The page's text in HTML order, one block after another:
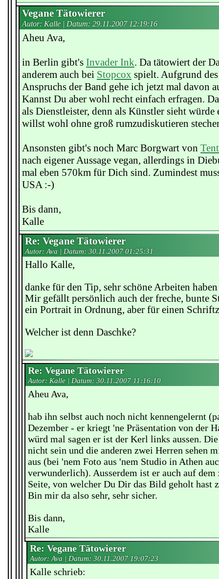
Vegane Tätowierer
Autor: Kalle | Datum: 29.11.2007 12:19:16
Aheu Ava,
in Berlin gibt's Invader Ink. Da tätowiert der
anderem auch bei Stopcox spielt. Aufgrund
Anspruchs der Band gehe ich jetzt mal davon
Kannst Du aber wohl recht einfach erfragen.
als Dienstleister, denn als Künstler sieht würde
willst wohl ohne groß rumzudiskutieren
Ansonsten gibt's noch Marc Borgwart von
nach eigener Aussage vegan, allerdings in
mal eben 570km für Dich sind. Zumindest
USA :-)
Bis dann,
Kalle
Re: Vegane Tätowierer
Autor: Ava | Datum: 30.11.2007 01:25:31
Hallo Kalle,
danke für den Tip, sehr schöne Arbeiten
Mir gefällt persönlich auch der freche, bunte
ein Portrait in Ordnung, aber für einen
Welcher ist denn Daschke?
Re: Vegane Tätowierer
Autor: Kalle | Datum: 30.11.2007 11:16:10
Aheu Ava,
hab ihn selbst auch noch nicht kennengelernt
Dezember - er kriegt 'ne Präsentation von der
würd mal sagen er ist der Kerl links aussen.
nicht sein und die anderen zwei Herren sehen
aus (bei 'nem Foto aus 'nem Studio in Athen
verwunderlich). Ausserdem ist er auch auf
Seite, von welcher Du Dir das Bild geholt hast
Bin mir da also sehr, sehr sicher.
Bis dann,
Kalle
Re: Vegane Tätowierer
Autor: Ava | Datum: 30.11.2007 19:07:23
Kalle schrieb: